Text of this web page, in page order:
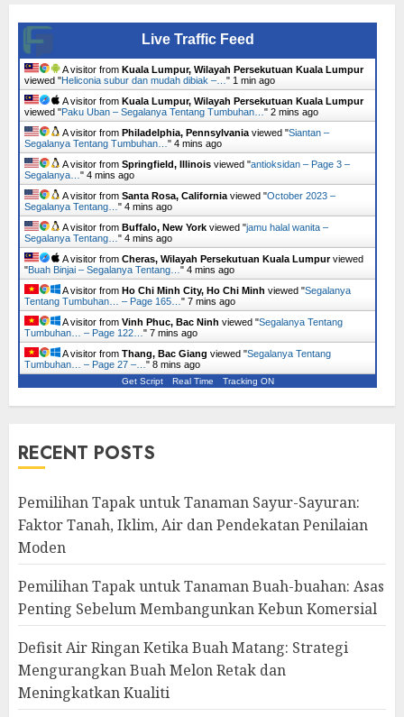
Live Traffic Feed
A visitor from Kuala Lumpur, Wilayah Persekutuan Kuala Lumpur
viewed "Heliconia subur dan mudah dibiak –… " 1 min ago
A visitor from Kuala Lumpur, Wilayah Persekutuan Kuala Lumpur
viewed "Paku Uban – Segalanya Tentang Tumbuhan… " 2 mins ago
A visitor from Philadelphia, Pennsylvania viewed "Siantan –
Segalanya Tentang Tumbuhan… " 4 mins ago
A visitor from Springfield, Illinois viewed "antioksidan – Page 3 –
Segalanya… " 4 mins ago
A visitor from Santa Rosa, California viewed "October 2023 –
Segalanya Tentang… " 4 mins ago
A visitor from Buffalo, New York viewed "jamu halal wanita –
Segalanya Tentang… " 4 mins ago
A visitor from Cheras, Wilayah Persekutuan Kuala Lumpurviewed
"Buah Binjai – Segalanya Tentang… " 4 mins ago
A visitor from Ho Chi Minh City, Ho Chi Minh viewed "Segalanya
Tentang Tumbuhan… – Page 165… " 7 mins ago
A visitor from Vinh Phuc, Bac Ninh viewed "Segalanya Tentang
Tumbuhan… – Page 122… " 7 mins ago
A visitor from Thang, Bac Giang viewed "Segalanya Tentang
Tumbuhan… – Page 27 –… " 8 mins ago
Get Script Real Time Tracking ON
RECENT POSTS
Pemilihan Tapak untuk Tanaman Sayur-Sayuran:
Faktor Tanah, Iklim, Air dan Pendekatan Penilaian
Moden
Pemilihan Tapak untuk Tanaman Buah-buahan: Asas
Penting Sebelum Membangunkan Kebun Komersial
Defisit Air Ringan Ketika Buah Matang: Strategi
Mengurangkan Buah Melon Retak dan
Meningkatkan Kualiti